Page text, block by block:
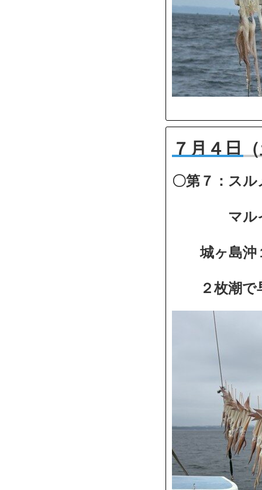
７月４日
〇第７：ス
マルイカ
城ヶ島沖１
２枚潮で